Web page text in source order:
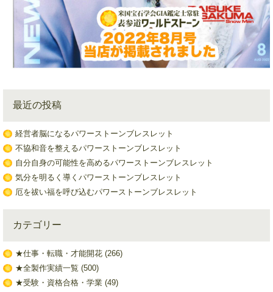
最近の投稿
経営者脳になるパワーストーンブレスレット
不協和音を整えるパワーストーンブレスレット
自分自身の可能性を高めるパワーストーンブレスレット
気分を明るく導くパワーストーンブレスレット
厄を祓い福を呼び込むパワーストーンブレスレット
カテゴリー
★仕事・転職・才能開花(266)
★全製作実績一覧 (500)
★受験・資格合格・学業(49)